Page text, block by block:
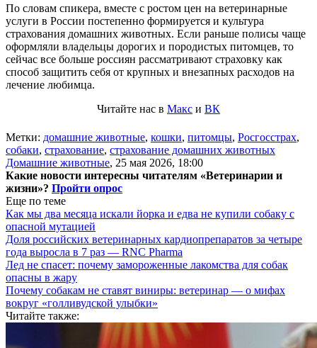
По словам спикера, вместе с ростом цен на ветеринарные
услуги в России постепенно формируется и культура
страхования домашних животных. Если раньше полисы чаще
оформляли владельцы дорогих и породистых питомцев, то
сейчас все больше россиян рассматривают страховку как
способ защитить себя от крупных и внезапных расходов на
лечение любимца.
Читайте нас в Макс и ВК
Метки: домашние животные, кошки, питомцы, Росгосстрах,
собаки, страхование, страхование домашних животных
Домашние животные, 25 мая 2026, 18:00
Какие новости интересны читателям «Ветеринарии и
жизни»? Пройти опрос
Еще по теме
Как мы два месяца искали йорка и едва не купили собаку с
опасной мутацией
Доля российских ветеринарных кардиопрепаратов за четыре
года выросла в 7 раз — RNC Pharma
Лед не спасет: почему замороженные лакомства для собак
опасны в жару
Почему собакам не ставят виниры: ветеринар — о мифах
вокруг «голливудской улыбки»
Читайте также: